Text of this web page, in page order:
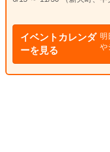
イベントカレンダ
ーを見る
明
や